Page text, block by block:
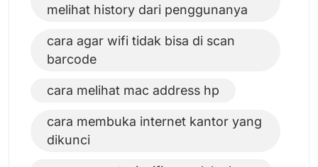
melihat history dari penggunanya
cara agar wifi tidak bisa di scan
barcode
cara melihat mac address hp
cara membuka internet kantor yang
dikunci